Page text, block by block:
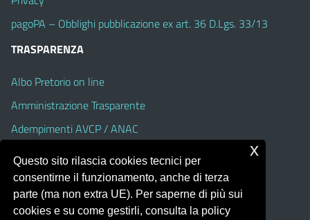
pagoPA – Obblighi pubblicazione ex art. 36 D.Lgs. 33/13
TRASPARENZA
Albo Pretorio on line
Amministrazione Trasparente
Adempimenti AVCP / ANAC
Dichiarazione di accessibilità
Questo sito rilascia cookies tecnici per
consentirne il funzionamento, anche di terza
parte (ma non extra UE). Per saperne di più sui
cookies e su come gestirli, consulta la policy
x